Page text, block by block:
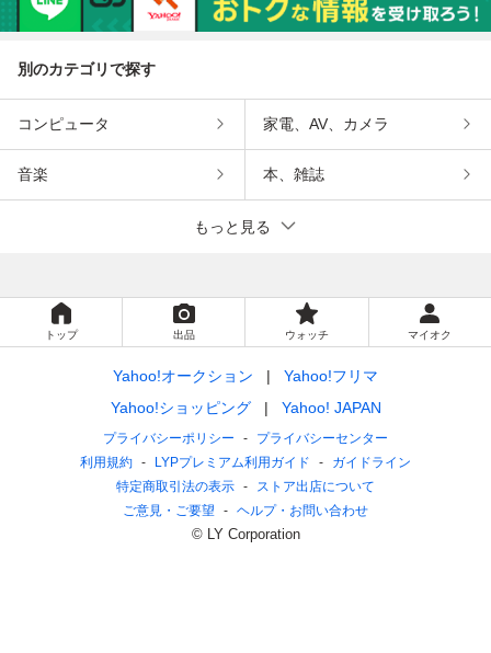
別のカテゴリで探す
コンピュータ 家電、AV、カメラ
音楽 本、雑誌
もっと見る
トップ 出品 ウォッチ マイオク
Yahoo!オークション
Yahoo!フリマ
Yahoo!ショッピング
Yahoo! JAPAN
プライバシーポリシー
プライバシーセンター
利用規約
LYPプレミアム利用ガイド
ガイドライン
特定商取引法の表示
ストア出店について
ご意見・ご要望
ヘルプ・お問い合わせ
© LY Corporation